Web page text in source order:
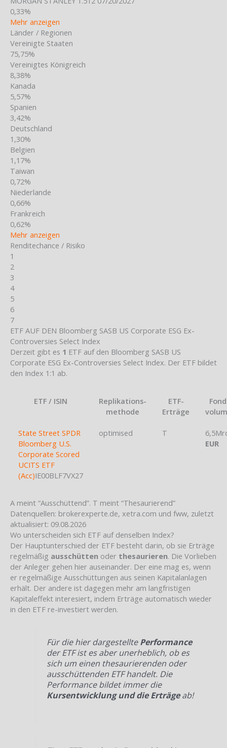
0,33%
Mehr anzeigen
Länder / Regionen
Vereinigte Staaten
75,75%
Vereinigtes Königreich
8,38%
Kanada
5,57%
Spanien
3,42%
Deutschland
1,30%
Belgien
1,17%
Taiwan
0,72%
Niederlande
0,66%
Frankreich
0,62%
Mehr anzeigen
Renditechance / Risiko
1
2
3
4
5
6
7
ETF AUF DEN Bloomberg SASB US Corporate ESG Ex-
Controversies Select Index
Derzeit gibt es 1 ETF auf den Bloomberg SASB US
Corporate ESG Ex-Controversies Select Index. Der ETF bildet
den Index 1:1 ab.
ETF / ISIN
Replikations-
methode
ETF-
Erträge
State Street SPDR
Bloomberg U.S.
Corporate Scored
UCITS ETF
(Acc)IE00BLF7VX27
optimised T
EUR
A meint “Ausschüttend”. T meint “Thesaurierend”
Datenquellen: brokerexperte.de, xetra.com und fww, zuletzt
aktualisiert: 09.08.2026
Wo unterscheiden sich ETF auf denselben Index?
Der Hauptunterschied der ETF besteht darin, ob sie Erträge
regelmäßig ausschütten oder thesaurieren. Die Vorlieben
der Anleger gehen hier auseinander. Der eine mag es, wenn
er regelmäßige Ausschüttungen aus seinen Kapitalanlagen
erhält. Der andere ist dagegen mehr am langfristigen
Kapitaleffekt interesiert, indem Erträge automatisch wieder
in den ETF re-investiert werden.
Für die hier dargestelltePerformance
der ETF ist es aber unerheblich, ob es
sich um einen thesaurierenden oder
ausschüttenden ETF handelt. Die
Performance bildet immer die
Kursentwicklung und die Erträgeab!